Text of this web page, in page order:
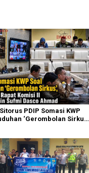
PDIP Somasi KWP
‘Gerombolan Sirkus’,